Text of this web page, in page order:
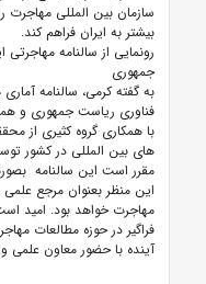
سازمان بین المللی مهاجرت
بیشتر به ایران فراهم کند.
رونمایی از سالنامه
جمهوری
به گفته کرمی، سالنامه
فناوری ریاست جمهوری و
با همکاری گروه کثیری از
های بین المللی در کشور
مقرر است این سالنامه
این منظر بعنوان مرجع علمی
مهاجرت خواهد بود. امید
فراگیر در حوزه مطالعات
آینده با حضور معاون علمی